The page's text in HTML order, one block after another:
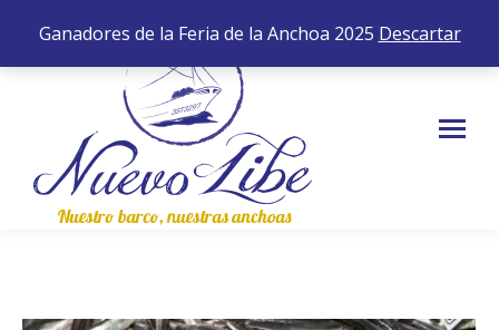
Ganadores de la Feria de la Anchoa 2025 Descartar